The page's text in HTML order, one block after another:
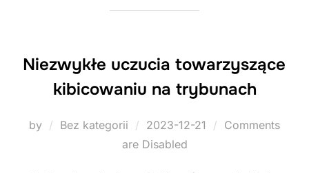
Niezwykłe uczucia towarzyszące
kibicowaniu na trybunach
by Bez kategorii
Posted
on
2023-12-21
Comments
are Disabled